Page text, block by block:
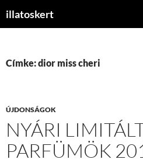
illatoskert
Címke: dior miss cheri
ÚJDONSÁGOK
NYÁRI
PARFÜMÖK